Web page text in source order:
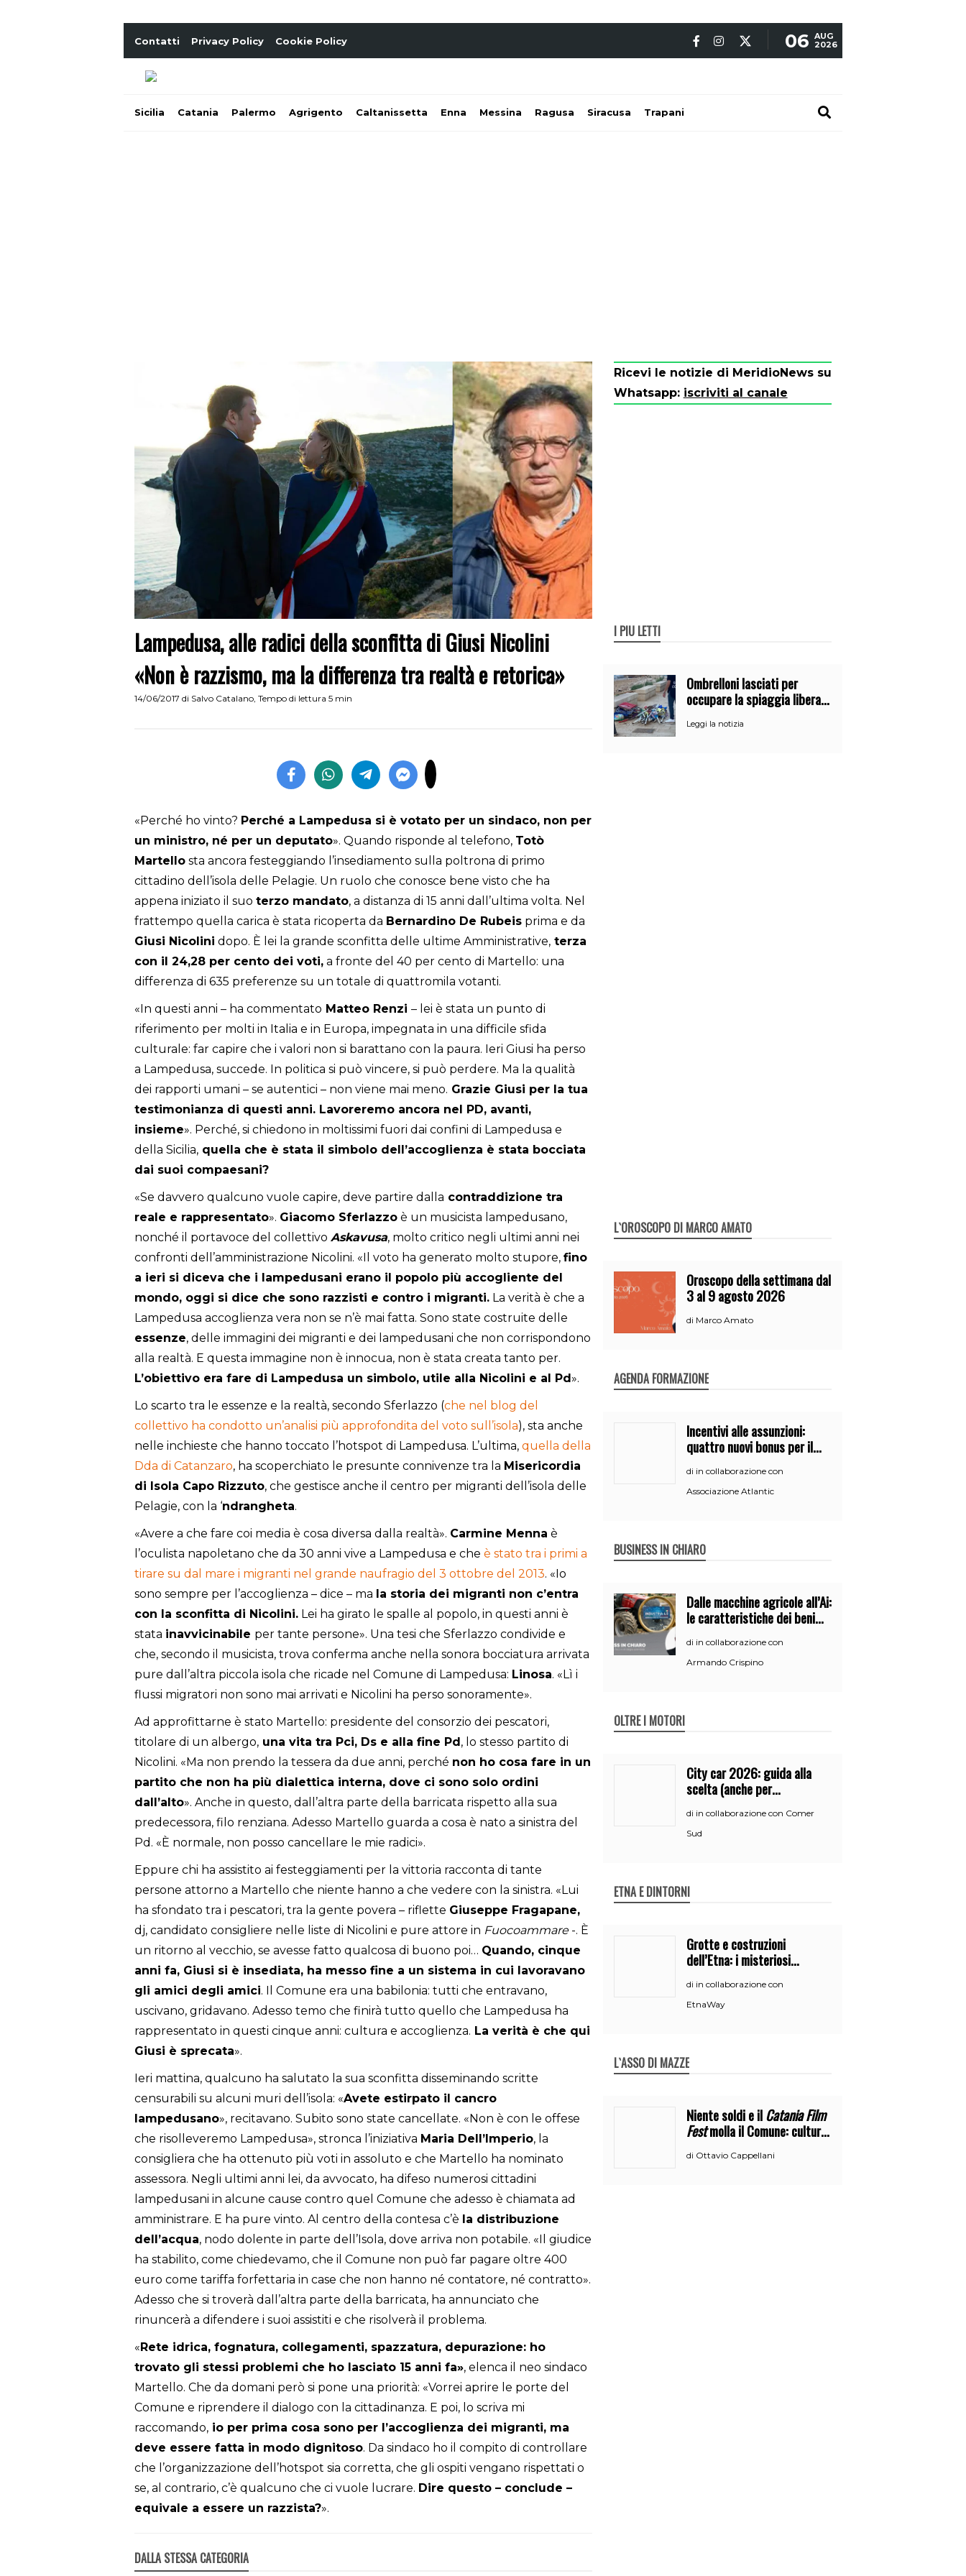
Contatti Privacy Policy Cookie Policy 06 AUG
2026
Sicilia Catania Palermo Agrigento Caltanissetta Enna Messina Ragusa Siracusa Trapani
Lampedusa, alle radici della sconfitta di Giusi Nicolini
«Non è razzismo, ma la differenza tra realtà e retorica»
14/06/2017 di Salvo Catalano, Tempo di lettura 5 min
«Perché ho vinto? Perché a Lampedusa si è votato per un sindaco, non per
un ministro, né per un deputato». Quando risponde al telefono, Totò
Martello sta ancora festeggiando l’insediamento sulla poltrona di primo
cittadino dell’isola delle Pelagie. Un ruolo che conosce bene visto che ha
appena iniziato il suo terzo mandato, a distanza di 15 anni dall’ultima volta. Nel
frattempo quella carica è stata ricoperta da Bernardino De Rubeis prima e da
Giusi Nicolini dopo. È lei la grande sconfitta delle ultime Amministrative, terza
con il 24,28 per cento dei voti, a fronte del 40 per cento di Martello: una
differenza di 635 preferenze su un totale di quattromila votanti.
«In questi anni – ha commentato Matteo Renzi – lei è stata un punto di
riferimento per molti in Italia e in Europa, impegnata in una difficile sfida
culturale: far capire che i valori non si barattano con la paura. Ieri Giusi ha perso
a Lampedusa, succede. In politica si può vincere, si può perdere. Ma la qualità
dei rapporti umani – se autentici – non viene mai meno. Grazie Giusi per la tua
testimonianza di questi anni. Lavoreremo ancora nel PD, avanti,
insieme». Perché, si chiedono in moltissimi fuori dai confini di Lampedusa e
della Sicilia, quella che è stata il simbolo dell’accoglienza è stata bocciata
dai suoi compaesani?
«Se davvero qualcuno vuole capire, deve partire dalla contraddizione tra
reale e rappresentato». Giacomo Sferlazzo è un musicista lampedusano,
nonché il portavoce del collettivo Askavusa, molto critico negli ultimi anni nei
confronti dell’amministrazione Nicolini. «Il voto ha generato molto stupore, fino
a ieri si diceva che i lampedusani erano il popolo più accogliente del
mondo, oggi si dice che sono razzisti e contro i migranti. La verità è che a
Lampedusa accoglienza vera non se n’è mai fatta. Sono state costruite delle
essenze, delle immagini dei migranti e dei lampedusani che non corrispondono
alla realtà. E questa immagine non è innocua, non è stata creata tanto per.
L’obiettivo era fare di Lampedusa un simbolo, utile alla Nicolini e al Pd».
Lo scarto tra le essenze e la realtà, secondo Sferlazzo (che nel blog del
collettivo ha condotto un’analisi più approfondita del voto sull’isola), sta anche
nelle inchieste che hanno toccato l’hotspot di Lampedusa. L’ultima, quella della
Dda di Catanzaro, ha scoperchiato le presunte connivenze tra la Misericordia
di Isola Capo Rizzuto, che gestisce anche il centro per migranti dell’isola delle
Pelagie, con la ‘ndrangheta.
«Avere a che fare coi media è cosa diversa dalla realtà». Carmine Menna è
l’oculista napoletano che da 30 anni vive a Lampedusa e che è stato tra i primi a
tirare su dal mare i migranti nel grande naufragio del 3 ottobre del 2013. «Io
sono sempre per l’accoglienza – dice – ma la storia dei migranti non c’entra
con la sconfitta di Nicolini. Lei ha girato le spalle al popolo, in questi anni è
stata inavvicinabile per tante persone». Una tesi che Sferlazzo condivide e
che, secondo il musicista, trova conferma anche nella sonora bocciatura arrivata
pure dall’altra piccola isola che ricade nel Comune di Lampedusa: Linosa. «Lì i
flussi migratori non sono mai arrivati e Nicolini ha perso sonoramente».
Ad approfittarne è stato Martello: presidente del consorzio dei pescatori,
titolare di un albergo, una vita tra Pci, Ds e alla fine Pd, lo stesso partito di
Nicolini. «Ma non prendo la tessera da due anni, perché non ho cosa fare in un
partito che non ha più dialettica interna, dove ci sono solo ordini
dall’alto». Anche in questo, dall’altra parte della barricata rispetto alla sua
predecessora, filo renziana. Adesso Martello guarda a cosa è nato a sinistra del
Pd. «È normale, non posso cancellare le mie radici».
Eppure chi ha assistito ai festeggiamenti per la vittoria racconta di tante
persone attorno a Martello che niente hanno a che vedere con la sinistra. «Lui
ha sfondato tra i pescatori, tra la gente povera – riflette Giuseppe Fragapane,
dj, candidato consigliere nelle liste di Nicolini e pure attore in Fuocoammare -. È
un ritorno al vecchio, se avesse fatto qualcosa di buono poi… Quando, cinque
anni fa, Giusi si è insediata, ha messo fine a un sistema in cui lavoravano
gli amici degli amici. Il Comune era una babilonia: tutti che entravano,
uscivano, gridavano. Adesso temo che finirà tutto quello che Lampedusa ha
rappresentato in questi cinque anni: cultura e accoglienza. La verità è che qui
Giusi è sprecata».
Ieri mattina, qualcuno ha salutato la sua sconfitta disseminando scritte
censurabili su alcuni muri dell’isola: «Avete estirpato il cancro
lampedusano», recitavano. Subito sono state cancellate. «Non è con le offese
che risolleveremo Lampedusa», stronca l’iniziativa Maria Dell’Imperio, la
consigliera che ha ottenuto più voti in assoluto e che Martello ha nominato
assessora. Negli ultimi anni lei, da avvocato, ha difeso numerosi cittadini
lampedusani in alcune cause contro quel Comune che adesso è chiamata ad
amministrare. E ha pure vinto. Al centro della contesa c’è la distribuzione
dell’acqua, nodo dolente in parte dell’Isola, dove arriva non potabile. «Il giudice
ha stabilito, come chiedevamo, che il Comune non può far pagare oltre 400
euro come tariffa forfettaria in case che non hanno né contatore, né contratto».
Adesso che si troverà dall’altra parte della barricata, ha annunciato che
rinuncerà a difendere i suoi assistiti e che risolverà il problema.
«Rete idrica, fognatura, collegamenti, spazzatura, depurazione: ho
trovato gli stessi problemi che ho lasciato 15 anni fa», elenca il neo sindaco
Martello. Che da domani però si pone una priorità: «Vorrei aprire le porte del
Comune e riprendere il dialogo con la cittadinanza. E poi, lo scriva mi
raccomando, io per prima cosa sono per l’accoglienza dei migranti, ma
deve essere fatta in modo dignitoso. Da sindaco ho il compito di controllare
che l’organizzazione dell’hotspot sia corretta, che gli ospiti vengano rispettati o
se, al contrario, c’è qualcuno che ci vuole lucrare. Dire questo – conclude –
equivale a essere un razzista?».
DALLA STESSA CATEGORIA
Ricevi le notizie di MeridioNews su
Whatsapp: iscriviti al canale
I PIÙ LETTI
Ombrelloni lasciati per
occupare la spiaggia libera.
Costiera
Leggi la notizia
L`OROSCOPO DI MARCO AMATO
Oroscopo della settimana dal
3 al 9 agosto 2026
di Marco Amato
AGENDA FORMAZIONE
Incentivi alle assunzioni:
quattro nuovi bonus per il
di in collaborazione con
Associazione Atlantic
BUSINESS IN CHIARO
Dalle macchine agricole all’Ai:
le caratteristiche dei beni
all’iperammortamento
di in collaborazione con
Armando Crispino
OLTRE I MOTORI
City car 2026: guida alla
scelta (anche per
neopatentati)
di in collaborazione con Comer
Sud
ETNA E DINTORNI
Grotte e costruzioni
dell’Etna: i misteriosi
di in collaborazione con
EtnaWay
L`ASSO DI MAZZE
Niente soldi e ilCatania Film
Festmolla il Comune: cultura
di Ottavio Cappellani